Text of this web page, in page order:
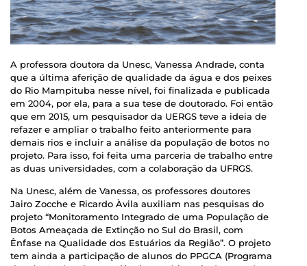
A professora doutora da Unesc, Vanessa Andrade, conta
que a última aferição de qualidade da água e dos peixes
do Rio Mampituba nesse nível, foi finalizada e publicada
em 2004, por ela, para a sua tese de doutorado. Foi então
que em 2015, um pesquisador da UERGS teve a ideia de
refazer e ampliar o trabalho feito anteriormente para
demais rios e incluir a análise da população de botos no
projeto. Para isso, foi feita uma parceria de trabalho entre
as duas universidades, com a colaboração da UFRGS.
Na Unesc, além de Vanessa, os professores doutores
Jairo Zocche e Ricardo Àvila auxiliam nas pesquisas do
projeto “Monitoramento Integrado de uma População de
Botos Ameaçada de Extinção no Sul do Brasil, com
Ênfase na Qualidade dos Estuários da Região”. O projeto
tem ainda a participação de alunos do PPGCA (Programa